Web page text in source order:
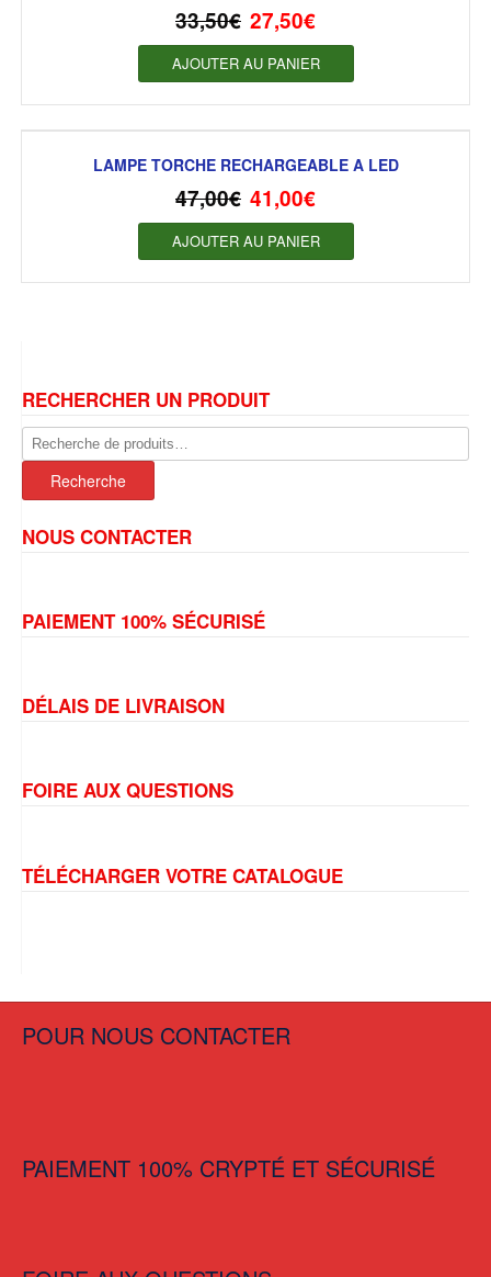
33,50€ 27,50€
AJOUTER AU PANIER
LAMPE TORCHE RECHARGEABLE A LED
47,00€ 41,00€
AJOUTER AU PANIER
RECHERCHER UN PRODUIT
Recherche
pour :
Recherche
NOUS CONTACTER
PAIEMENT 100% SÉCURISÉ
DÉLAIS DE LIVRAISON
FOIRE AUX QUESTIONS
TÉLÉCHARGER VOTRE CATALOGUE
POUR NOUS CONTACTER
PAIEMENT 100% CRYPTÉ ET SÉCURISÉ